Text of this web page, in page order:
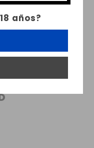
años?